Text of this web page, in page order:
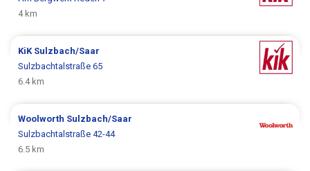
4 km
KiK Sulzbach/Saar
Sulzbachtalstraße 65
6.4 km
Woolworth Sulzbach/Saar
Sulzbachtalstraße 42-44
6.5 km